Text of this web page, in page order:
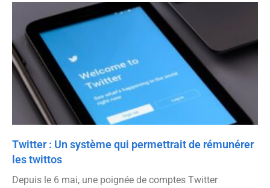
Twitter : Un système qui permettrait de rémunérer
les twittos
Depuis le 6 mai, une poignée de comptes Twitter